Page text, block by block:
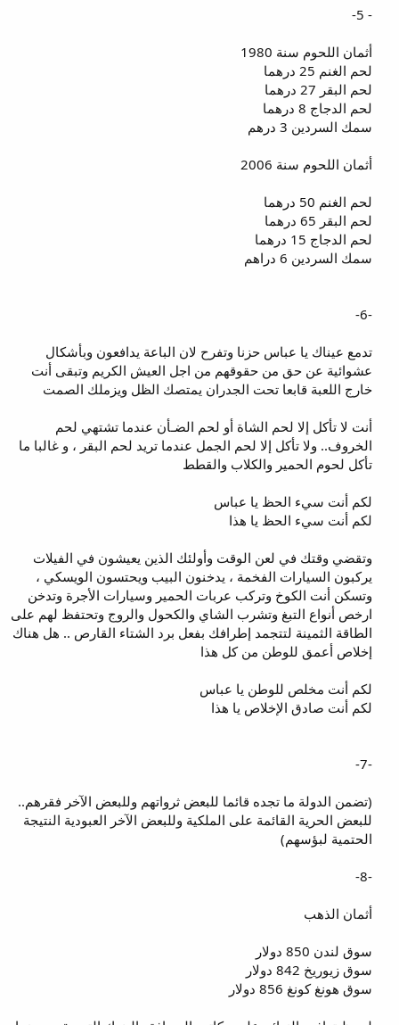
- 5-
أثمان اللحوم سنة 1980
لحم الغنم 25 درهما
لحم البقر 27 درهما
لحم الدجاج 8 درهما
سمك السردين 3 درهم
أثمان اللحوم سنة 2006
لحم الغنم 50 درهما
لحم البقر 65 درهما
لحم الدجاج 15 درهما
سمك السردين 6 دراهم
-6-
تدمع عيناك يا عباس حزنا وتفرح لان الباعة يدافعون وبأشكال
عشوائية عن حق من حقوقهم من اجل العيش الكريم وتبقى أنت
خارج اللعبة قابعا تحت الجدران يمتصك الظل ويزملك الصمت
أنت لا تأكل إلا لحم الشاة أو لحم الضـأن عندما تشتهي لحم
الخروف.. ولا تأكل إلا لحم الجمل عندما تريد لحم البقر ، و غالبا ما
تأكل لحوم الحمير والكلاب والقطط
لكم أنت سيء الحظ يا عباس
لكم أنت سيء الحظ يا هذا
وتقضي وقتك في لعن الوقت وأولئك الذين يعيشون في الفيلات
يركبون السيارات الفخمة ، يدخنون البيب ويحتسون الويسكي ،
وتسكن أنت الكوخ وتركب عربات الحمير وسيارات الأجرة وتدخن
ارخص أنواع التبغ وتشرب الشاي والكحول والروج وتحتفظ لهم على
الطاقة الثمينة لتتجمد إطرافك بفعل برد الشتاء القارص .. هل هناك
إخلاص أعمق للوطن من كل هذا
لكم أنت مخلص للوطن يا عباس
لكم أنت صادق الإخلاص يا هذا
-7-
(تضمن الدولة ما تجده قائما للبعض ثرواتهم وللبعض الآخر فقرهم..
للبعض الحرية القائمة على الملكية وللبعض الآخر العبودية النتيجة
الحتمية لبؤسهم)
-8-
أثمان الذهب
سوق لندن 850 دولار
سوق زيوريخ 842 دولار
سوق هونغ كونغ 856 دولار